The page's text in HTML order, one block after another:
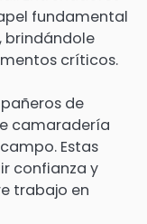
fundamental
brindándole
críticos.
de
camaradería
Estas
confianza y
trabajo en